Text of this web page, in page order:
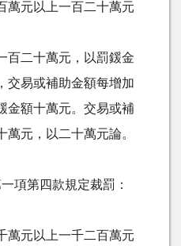
萬元以上一百二十萬元
百二十萬元，以罰鍰金
交易或補助金額每增加
金額十萬元。交易或補
萬元，以二十萬元論。
項第四款規定裁罰：
萬元以上一千二百萬元